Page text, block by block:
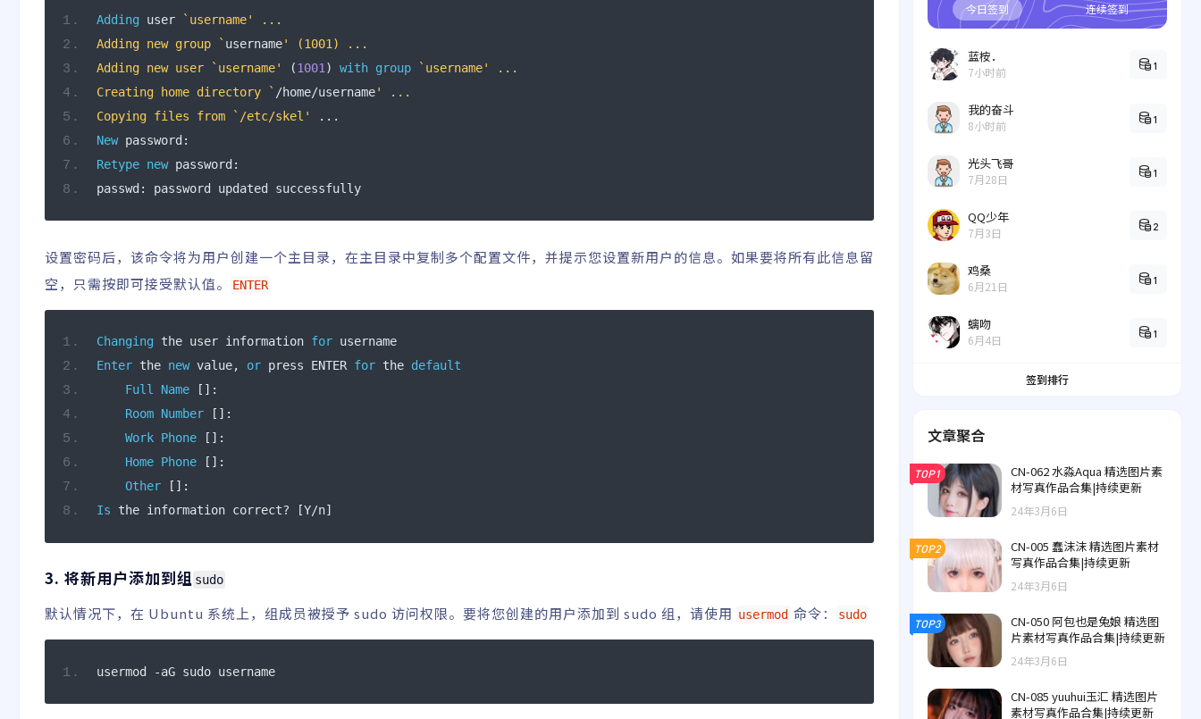
Adding user
`username' ...
Adding new group ` username' (1001) ...
Adding new user `username'
(1001 ) with group
`username' ...
Creating home directory ` /home/username' ...
Copying files from `/etc/skel'
...
New password :
Retype new password :
passwd : password updated successfully
设置密码后，该命令将为用户创建一个主目录，在主目录中复制多个配置文件，并提示您设置新用户的信息。如果要将所有此信息留
空，只需按即可接受默认值。
ENTER
Changing the user information for username
Enter the new value, or press ENTER for the default
Full
Name
[]:
Room Number
[]:
Work Phone
[]:
Home Phone
[]:
Other
[]:
Is the information correct? [Y/n]
3. 将新用户添加到组 sudo
默认情况下，在 Ubuntu 系统上，组成员被授予 sudo 访问权限。要将您创建的用户添加到 sudo 组，请使用 usermod 命令： sudo
usermod -aG sudo username
今日签到 连续签到
蓝桉．
7小时前 1
我的奋斗
8小时前 1
光头飞哥
7月28日 1
QQ少年
7月3日 2
鸡桑
6月21日 1
螭吻
6月4日 1
签到排行
文章聚合
TOP1
CN-062 水淼Aqua 精选图片素
材写真作品合集|持续更新
24年3月6日
TOP2
CN-005 蠢沫沫 精选图片素材
写真作品合集|持续更新
24年3月6日
TOP3
CN-050 阿包也是兔娘 精选图
片素材写真作品合集|持续更新
24年3月6日
CN-085 yuuhui玉汇 精选图片
素材写真作品合集|持续更新